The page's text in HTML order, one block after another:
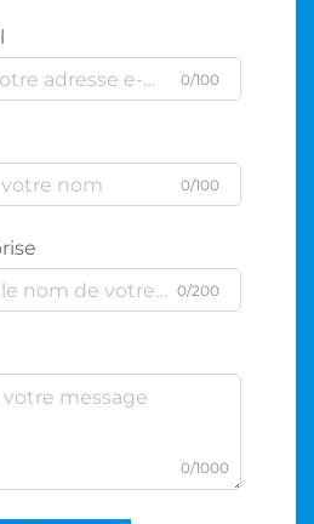
0/100
0/100
0/200
0/1000